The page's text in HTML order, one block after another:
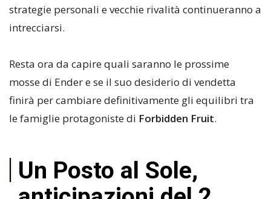
strategie personali e vecchie rivalità continueranno a
intrecciarsi.
Resta ora da capire quali saranno le prossime
mosse di Ender e se il suo desiderio di vendetta
finirà per cambiare definitivamente gli equilibri tra
le famiglie protagoniste di Forbidden Fruit.
Un Posto al Sole,